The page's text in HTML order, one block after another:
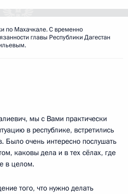
по Махачкале. C временно
главы Республики Дагестан
мы с Вами практически
в республике, встретились
Было очень интересно послушать
каковы дела и в тех сёлах, где
в целом.
того, что нужно делать